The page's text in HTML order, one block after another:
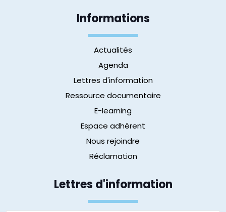
Informations
Actualités
Agenda
Lettres d'information
Ressource documentaire
E-learning
Espace adhérent
Nous rejoindre
Réclamation
Lettres d'information